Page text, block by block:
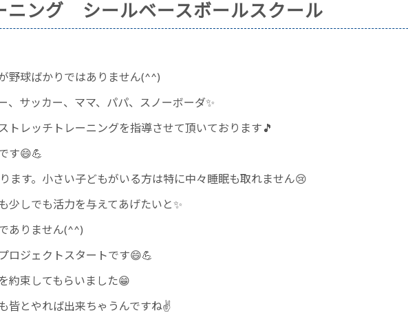
ング シールベースボールスクール
野球ばかりではありません(^^)
、サッカー、ママ、パパ、スノーボーダ✨
トレッチトレーニングを指導させて頂いております🎵
す😄💪
ます。小さい子どもがいる方は特に中々睡眠も取れません😢
少しでも活力を与えてあげたいと✨
ありません(^^)
ロジェクトスタートです😄💪
約束してもらいました😁
皆とやれば出来ちゃうんですね✌